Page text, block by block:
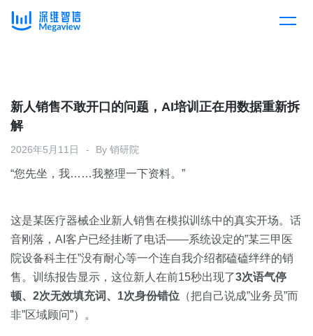
产品总览
产品集成
解决方案
按行业
消费医疗
教育
汽车
房地产
客户案例
定价
资源中心
资源中心
关于我们
新人销售不敢开口的问题，AI培训正在用数据重新拆
解
2026年5月11日 By 销研院
“您先坐，我……我整理一下资料。”
这是某医疗器械企业新人销售在模拟训练中的真实开场。话
音刚落，AI客户已经挂断了电话——系统设定的”某三甲医
院设备科主任”没有耐心等一个连自我介绍都磕磕绊绊的销
售。训练报告显示，这位新人在前15秒出现了3次语气停
顿、2次无效填充词、1次身份错位 （把自己说成”业务员”而
非”区域顾问”）。